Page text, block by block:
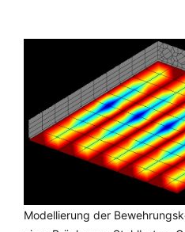
Modellierung der